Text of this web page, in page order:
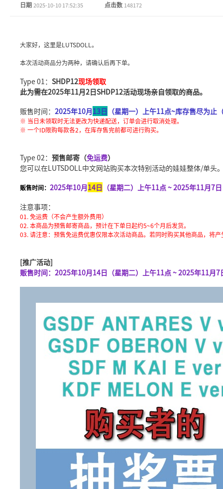
日期2025-10-10 17:52:35 点击数 148172
大家好，这里是LUTSDOLL。
本次活动商品分为两种，请确认后再下单。
Type 01： SHDP12现场领取
此为需在2025年11月2日SHDP12活动现场亲自领取的商品。
贩售时间： 2025年10月13日 （星期一）上午11点~库存售尽为止
※ 当日未领取时无法更改为快递配送，订单会进行取消处理。
※ 一个ID限购每款各2，在库存售完前都可进行购买。
Type 02： 预售邮寄（免运费）
您可以在LUTSDOLL中文网站购买本次特别活动的娃娃整体/单头
贩售时间： 2025年10月14日 （星期二）上午11点 ~ 2025年11月7
注意事项：
01. 免运费（不会产生额外费用）
02. 本商品为预售邮寄商品，预计在下单日起约5~6个月后发货。
03. 请注意：预售免运费优惠仅限本次活动商品。若同时购买其他商品，将
[推广活动]
贩售时间：2025年10月14日（星期二）上午11点 ~ 2025年11月